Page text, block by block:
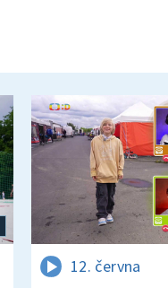
12. června